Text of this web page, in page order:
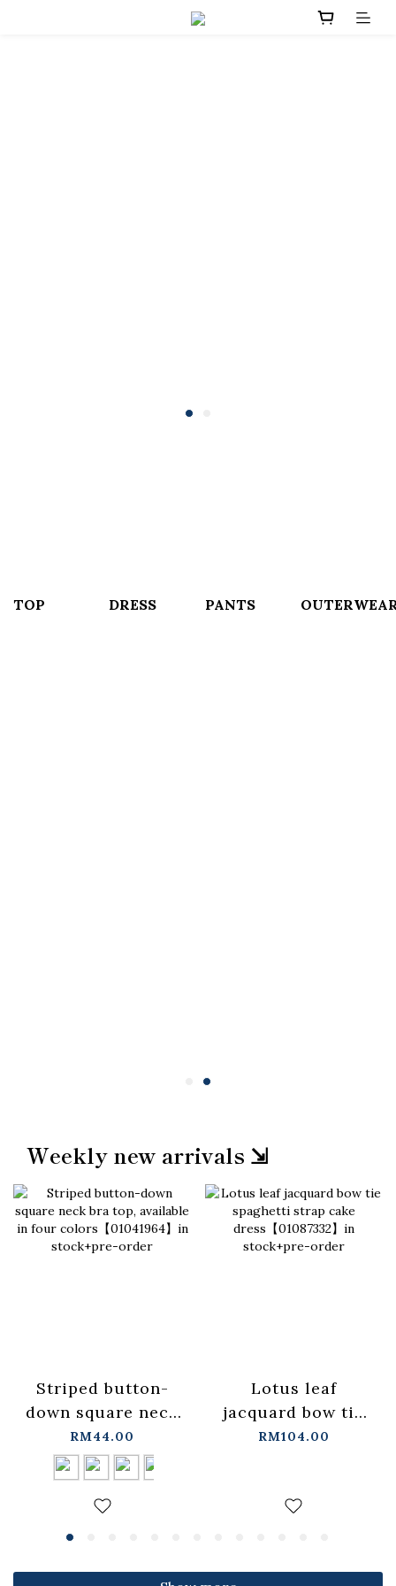
TOP DRESS PANTS
Weekly new arrivals ⇲
Striped button-
down square neck
bra top, available
in four
colors【01041964】
in stock+pre-order
RM44.00
Lotus leaf
jacquard bow tie
spaghetti strap
in stock+pre-order
RM104.00